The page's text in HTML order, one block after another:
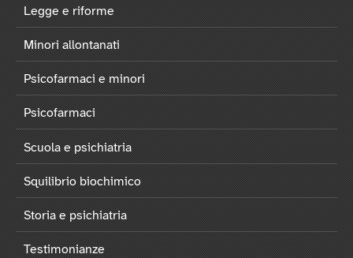
Legge e riforme
Minori allontanati
Psicofarmaci e minori
Psicofarmaci
Scuola e psichiatria
Squilibrio biochimico
Storia e psichiatria
Testimonianze